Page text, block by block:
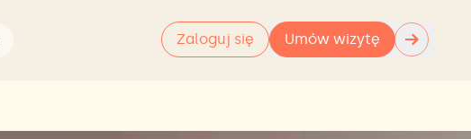
Zaloguj się Umów wizytę →